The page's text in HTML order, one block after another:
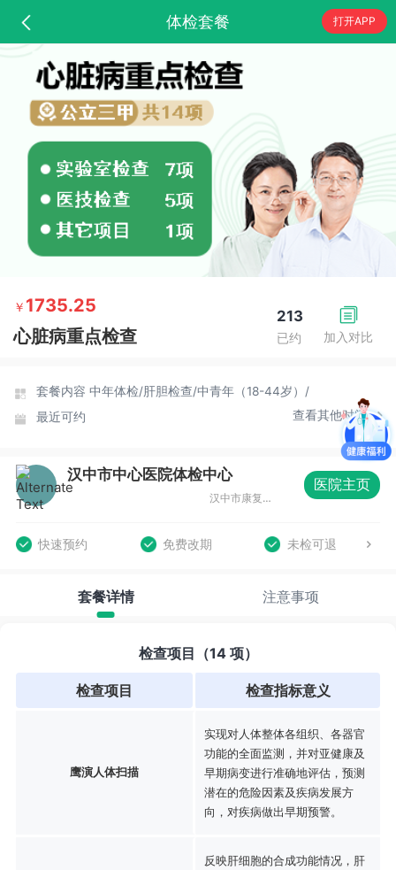
体检套餐 打开APP
加入对比
213
已约
￥ 1735.25
心脏病重点检查
套餐内容 中年体检/肝胆检查/中青年（18-44岁）/
最近可约
查看其他时间
汉中市中心医院体检中心
汉中市康复路22号
医院主页
快速预约 免费改期 未检可退
套餐详情 注意事项
检查项目（14 项）
检查项目 检查指标意义
鹰演人体扫描
实现对人体整体各组织、各器官
功能的全面监测，并对亚健康及
早期病变进行准确地评估，预测
潜在的危险因素及疾病发展方
向，对疾病做出早期预警。
反映肝细胞的合成功能情况，肝